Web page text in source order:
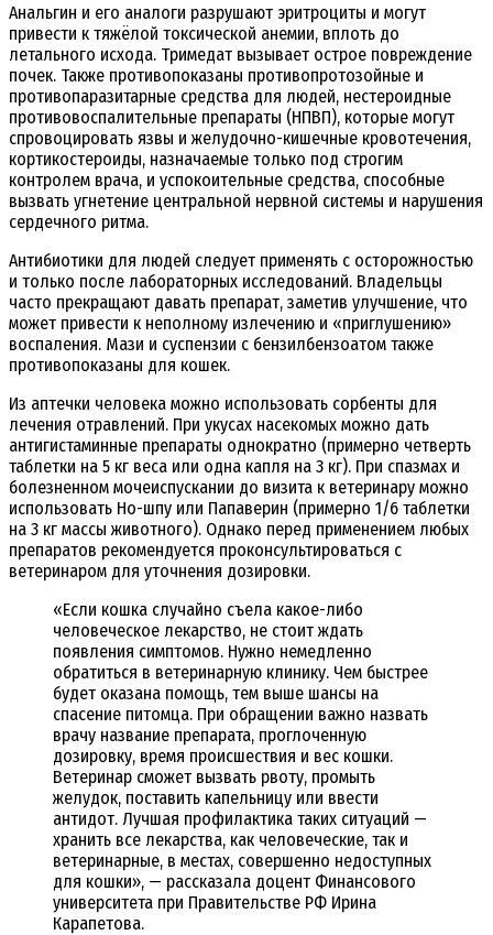
Анальгин и его аналоги разрушают эритроциты и могут
привести к тяжёлой токсической анемии, вплоть до
летального исхода. Тримедат вызывает острое повреждение
почек. Также противопоказаны противопротозойные и
противопаразитарные средства для людей, нестероидные
противовоспалительные препараты (НПВП), которые могут
спровоцировать язвы и желудочно-кишечные кровотечения,
кортикостероиды, назначаемые только под строгим
контролем врача, и успокоительные средства, способные
вызвать угнетение центральной нервной системы и нарушения
сердечного ритма.
Антибиотики для людей следует применять с осторожностью
и только после лабораторных исследований. Владельцы
часто прекращают давать препарат, заметив улучшение, что
может привести к неполному излечению и «приглушению»
воспаления. Мази и суспензии с бензилбензоатом также
противопоказаны для кошек.
Из аптечки человека можно использовать сорбенты для
лечения отравлений. При укусах насекомых можно дать
антигистаминные препараты однократно (примерно четверть
таблетки на 5 кг веса или одна капля на 3 кг). При спазмах и
болезненном мочеиспускании до визита к ветеринару можно
использовать Но-шпу или Папаверин (примерно 1/6 таблетки
на 3 кг массы животного). Однако перед применением любых
препаратов рекомендуется проконсультироваться с
ветеринаром для уточнения дозировки.
«Если кошка случайно съела какое-либо
человеческое лекарство, не стоит ждать
появления симптомов. Нужно немедленно
обратиться в ветеринарную клинику. Чем быстрее
будет оказана помощь, тем выше шансы на
спасение питомца. При обращении важно назвать
врачу название препарата, проглоченную
дозировку, время происшествия и вес кошки.
Ветеринар сможет вызвать рвоту, промыть
желудок, поставить капельницу или ввести
антидот. Лучшая профилактика таких ситуаций —
хранить все лекарства, как человеческие, так и
ветеринарные, в местах, совершенно недоступных
для кошки», — рассказала доцент Финансового
университета при Правительстве РФ Ирина
Карапетова.